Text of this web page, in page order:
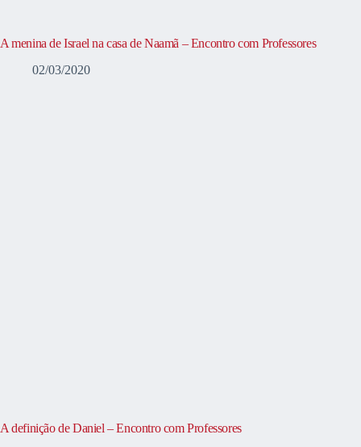
A menina de Israel na casa de Naamã – Encontro com Professores
02/03/2020
A definição de Daniel – Encontro com Professores